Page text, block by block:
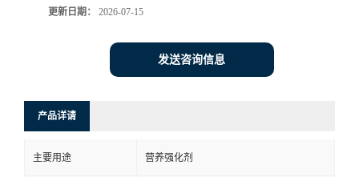
更新日期： 2026-07-15
发送咨询信息
产品详请
主要用途 营养强化剂